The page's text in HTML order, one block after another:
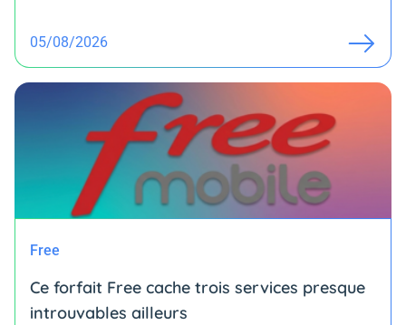
05/08/2026
Free
Ce forfait Free cache trois services presque
introuvables ailleurs